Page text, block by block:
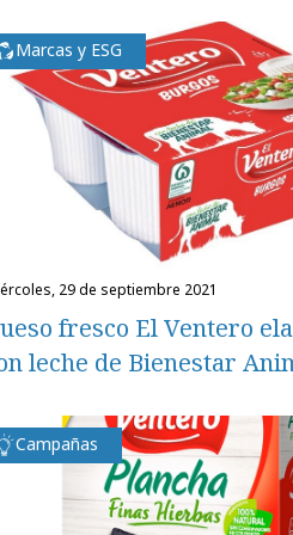
Marcas y ESG
29 de septiembre 2021
fresco El Ventero
leche de Bienestar
Campañas